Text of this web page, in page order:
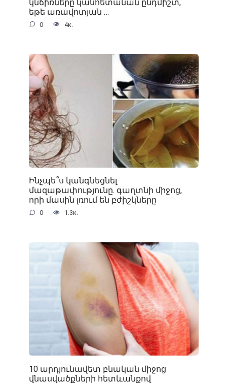
եթե առավոտյան …
0 4к.
Ինչպե՞ս կանգնեցնել
մազաթափությունը. գաղտնի միջոց,
որի մասին լռում են բժիշկները
0 1.3к.
10 արդյունավետ բնական միջոց
վնասվածքների հետևանքով